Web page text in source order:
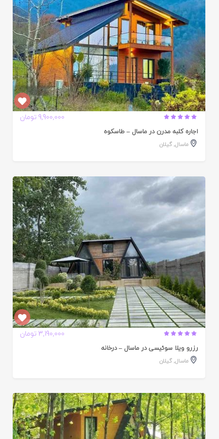
9,900,000 تومان
اجاره کلبه مدرن در ماسال – طاسکوه
ماسال,گیلان
3,190,000 تومان
رزرو ویلا سوئیسی در ماسال – درخانه
ماسال,گیلان